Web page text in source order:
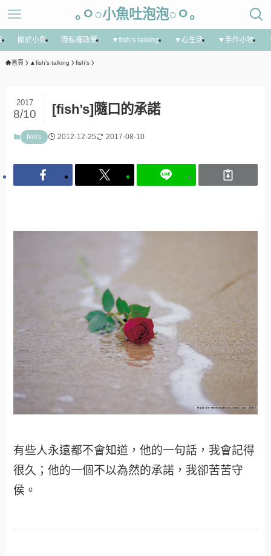
｡ㅇ○小魚吐泡泡○ㅇ｡
關於小魚 隱私權政策 ▼fish’s talking ▼心生活 ▼手作小物
首頁 ▲fish's talking fish's
[fish’s]隨口的承諾
2017
8/10
fish's 2012-12-25 2017-08-10
有些人永遠都不會知道，他的一句話，我會記得
很久；他的一個不以為然的承諾，我卻苦苦守
侯。